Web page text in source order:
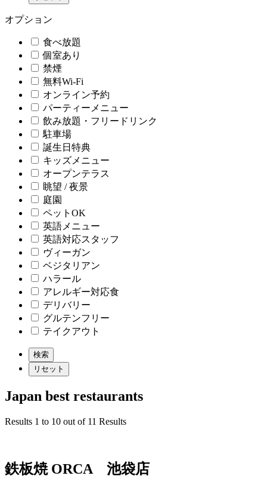
オプション
食べ放題
個室あり
禁煙
無料Wi-Fi
オンライン予約
パーティーメニュー
飲み放題・フリードリンク
駐車場
誕生日特典
キッズメニュー
オープンテラス
眺望 / 夜景
庭園
ペットOK
英語メニュー
英語対応スタッフ
ヴィーガン
ベジタリアン
ハラール
アレルギー対応食
デリバリー
グルテンフリー
テイクアウト
Japan best restaurants
Results 1 to 10 out of 11 Results
鉄板焼 ORCA 池袋店